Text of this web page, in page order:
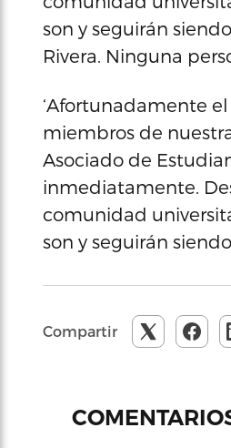
son y seguirán
Rivera. Ninguna
‘Afortunadamente
miembros de
Asociado de
inmediatamente.
comunidad
son y seguirán
Compartir